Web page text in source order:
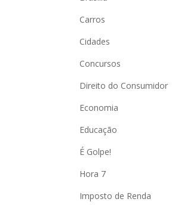
Carros
Cidades
Concursos
Direito do Consumidor
Economia
Educação
É Golpe!
Hora 7
Imposto de Renda